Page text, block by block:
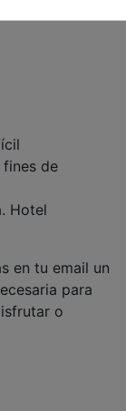
de
Hotel
en tu email un
para
o